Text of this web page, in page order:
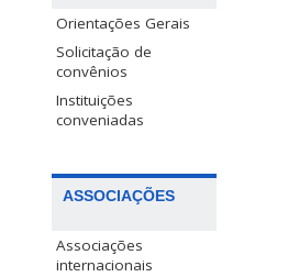
Orientações Gerais
Solicitação de
convênios
Instituições
conveniadas
ASSOCIAÇÕES
Associações
internacionais